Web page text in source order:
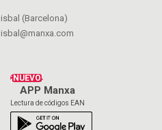
(Barcelona)
¡NUEVO!
APP Manxa
Lectura de códigos EAN